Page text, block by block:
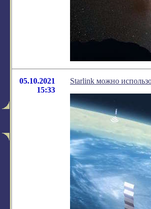
05.10.2021
15:33
Starlink можно